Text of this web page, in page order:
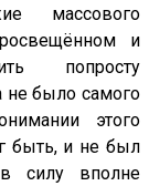
массового
и
попросту
не было самого
этого
быть, и не был
силу вполне